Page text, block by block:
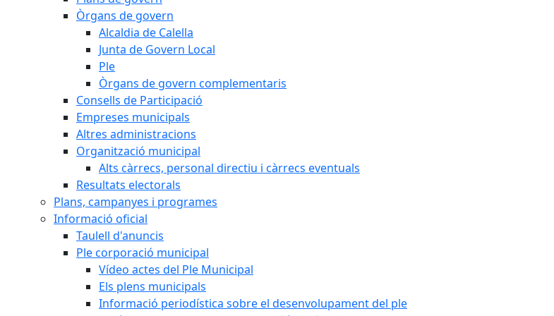
Òrgans de govern
Alcaldia de Calella
Junta de Govern Local
Ple
Òrgans de govern complementaris
Consells de Participació
Empreses municipals
Altres administracions
Organització municipal
Alts càrrecs, personal directiu i càrrecs eventuals
Resultats electorals
Plans, campanyes i programes
Informació oficial
Taulell d'anuncis
Ple corporació municipal
Vídeo actes del Ple Municipal
Els plens municipals
Informació periodística sobre el desenvolupament del ple